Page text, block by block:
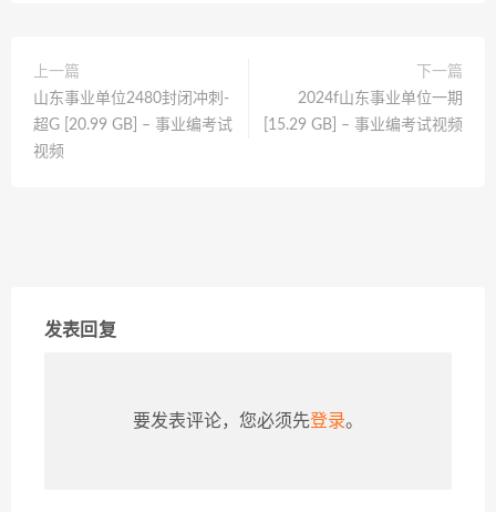
上一篇
山东事业单位2480封闭冲刺-
超G [20.99 GB] – 事业编考试
视频
下一篇
2024f山东事业单位一期
[15.29 GB] – 事业编考试视频
发表回复
要发表评论，您必须先登录。